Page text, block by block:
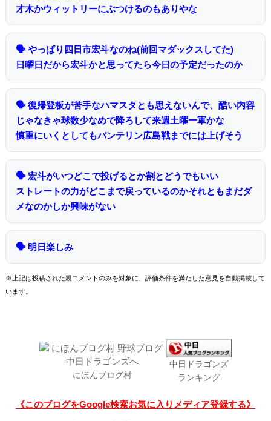
才木かウィットリーにぶつけるのもありやな
🗣 やっぱり四日市宏斗なのね(前回マダックスしてた)
日曜日だから宏斗かと思ってたら今日の予定だったのか
🗣 復帰登板が苦手なハマスタとも思えないんで、酷い内容
じゃなきゃ球数少なめで降ろして来週土曜一軍かな
慎重にいくとしてもバンテリン広島戦までには上げそう
🗣 宏斗がいつどこで投げるとか割とどうでもいい
ストレートの力がどこまで戻っているのかそれともまだダ
メなのかしか興味がない
🗣 明日楽しみ
※上記は投稿された親コメントのみを対象に、評価条件を満たした意見を自動掲載して
います。
にほんブログ村
中日ドラゴンズ
ランキング
《このブログをGoogle検索お気に入りメディア登録する》